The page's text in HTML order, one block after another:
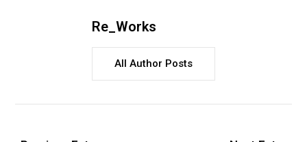
Re_Works
All Author Posts